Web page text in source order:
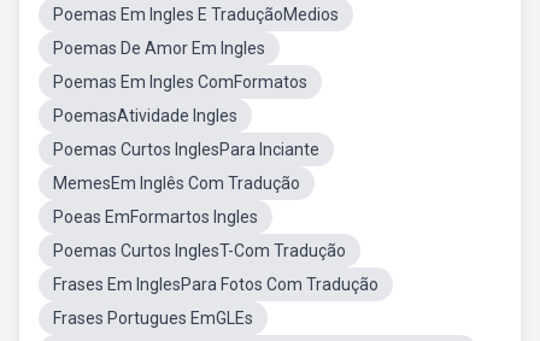
Poemas Em Ingles E TraduçãoMedios
Poemas De Amor Em Ingles
Poemas Em Ingles ComFormatos
PoemasAtividade Ingles
Poemas Curtos InglesPara Inciante
MemesEm Inglês Com Tradução
Poeas EmFormartos Ingles
Poemas Curtos InglesT-Com Tradução
Frases Em InglesPara Fotos Com Tradução
Frases Portugues EmGLEs